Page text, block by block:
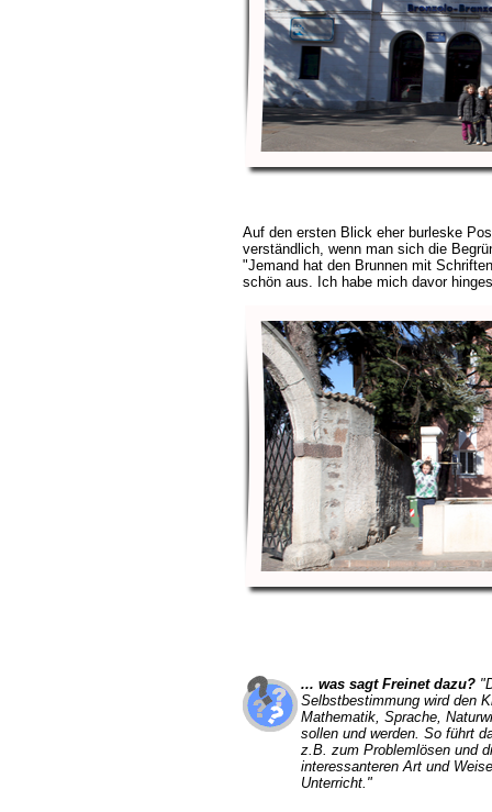
Auf den ersten Blick eher burleske
verständlich, wenn man sich die
"Jemand hat den Brunnen mit
schön aus. Ich habe mich davor
... was sagt Freinet dazu?
Selbstbestimmung wird den
Mathematik, Sprache,
sollen und werden. So führt
z.B. zum Problemlösen und
interessanteren Art und
Unterricht."